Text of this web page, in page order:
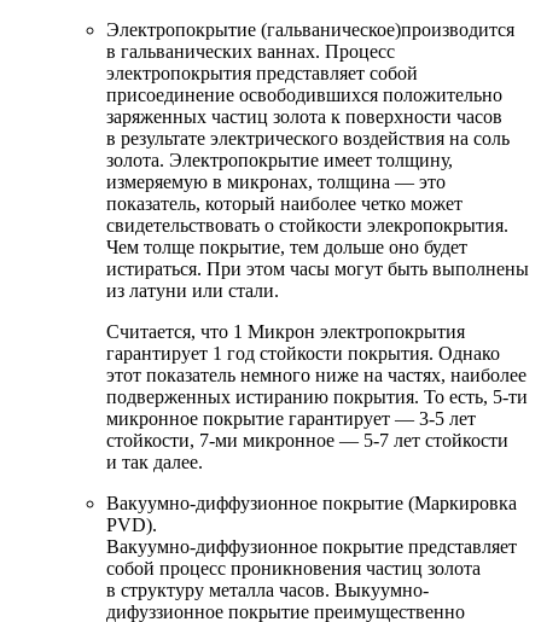
Электропокрытие (гальваническое)производится
в гальванических ваннах. Процесс
электропокрытия представляет собой
присоединение освободившихся положительно
заряженных частиц золота к поверхности часов
в результате электрического воздействия на соль
золота. Электропокрытие имеет толщину,
измеряемую в микронах, толщина — это
показатель, который наиболее четко может
свидетельствовать о стойкости элекропокрытия.
Чем толще покрытие, тем дольше оно будет
истираться. При этом часы могут быть выполнены
из латуни или стали.
Считается, что 1 Микрон электропокрытия
гарантирует 1 год стойкости покрытия. Однако
этот показатель немного ниже на частях, наиболее
подверженных истиранию покрытия. То есть, 5-ти
микронное покрытие гарантирует — 3-5 лет
стойкости, 7-ми микронное — 5-7 лет стойкости
и так далее.
Вакуумно-диффузионное покрытие (Маркировка
PVD).
Вакуумно-диффузионное покрытие представляет
собой процесс проникновения частиц золота
в структуру металла часов. Выкуумно-
дифуззионное покрытие преимущественно